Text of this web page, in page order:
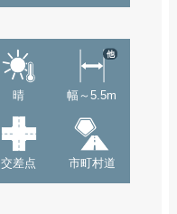
晴 幅～5.5m
他
交差点 市町村道